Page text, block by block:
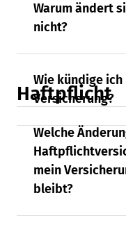
Warum ändert
nicht?
Wie kündige ich
Versicherung?
Haftpflicht
Welche
mein
bleibt?